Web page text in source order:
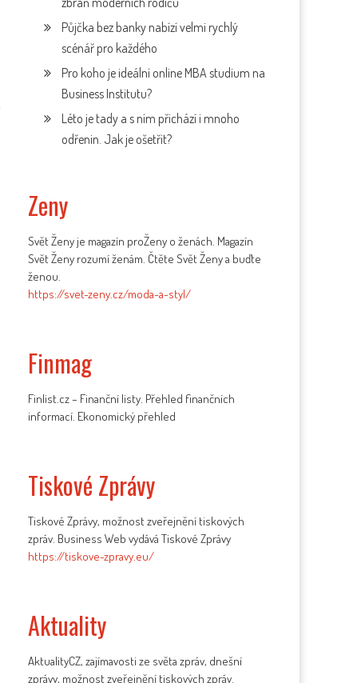
Půjčka bez banky nabízí velmi rychlý
scénář pro každého
Pro koho je ideální online MBA studium na
Business Institutu?
Léto je tady a s ním přichází i mnoho
odřenin. Jak je ošetřit?
Zeny
Svět Ženy je magazín proŽeny o ženách. Magazín
Svět Ženy rozumí ženám. Čtěte Svět Ženy a buďte
ženou.
https://svet-zeny.cz/moda-a-styl/
Finmag
Finlist.cz – Finanční listy. Přehled finančních
informací. Ekonomický přehled
Tiskové Zprávy
Tiskové Zprávy, možnost zveřejnění tiskových
zpráv. Business Web vydává Tiskové Zprávy
https://tiskove-zpravy.eu/
Aktuality
AktualityCZ, zajímavosti ze světa zpráv, dnešní
zprávy, možnost zveřejnění tiskových zpráv.